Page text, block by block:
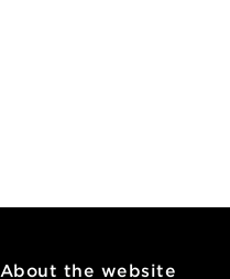
About the website